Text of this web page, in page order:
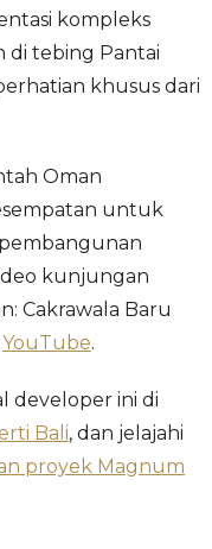
kompleks
di tebing Pantai
khusus dari
Oman
untuk
kunjungan
Cakrawala Baru
YouTube.
developer ini di
Bali, dan jelajahi
proyek Magnum